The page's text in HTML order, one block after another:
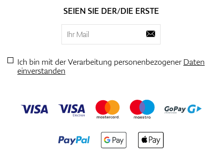
SEIEN SIE DER/DIE ERSTE
Ich bin mit der Verarbeitung personenbezogenerDaten
einverstanden